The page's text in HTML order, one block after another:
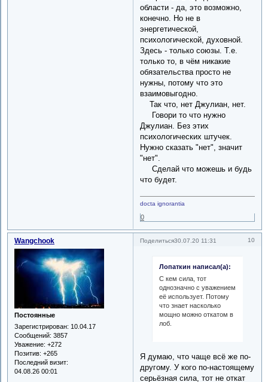
области - да, это возможно,
конечно. Но не в
энергетической,
психологической, духовной.
Здесь - только союзы. Т.е.
только то, в чём никакие
обязательства просто не
нужны, потому что это
взаимовыгодно.
Так что, нет Джулиан, нет.
Говори то что нужно
Джулиан. Без этих
психологических штучек.
Нужно сказать "нет", значит
"нет".
Сделай что можешь и будь
что будет.
docta ignorantia
0
Поделиться 10
30.07.20 11:31
Wangchook
Постоянные
Зарегистрирован: 10.04.17
Сообщений: 3857
Уважение: +272
Позитив: +265
Последний визит:
04.08.26 00:01
Лопаткин написал(а):
С кем сила, тот
однозначно с уважением
её использует. Потому
что знает насколько
мощно можно откатом в
лоб.
Я думаю, что чаще всё же по-
другому. У кого по-настоящему
серьёзная сила, тот не откат